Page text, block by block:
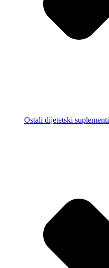
Ostali dijetetski suplementi